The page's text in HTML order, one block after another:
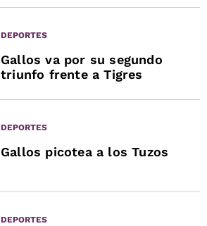
DEPORTES
Gallos va por su segundo
triunfo frente a Tigres
DEPORTES
Gallos picotea a los Tuzos
DEPORTES